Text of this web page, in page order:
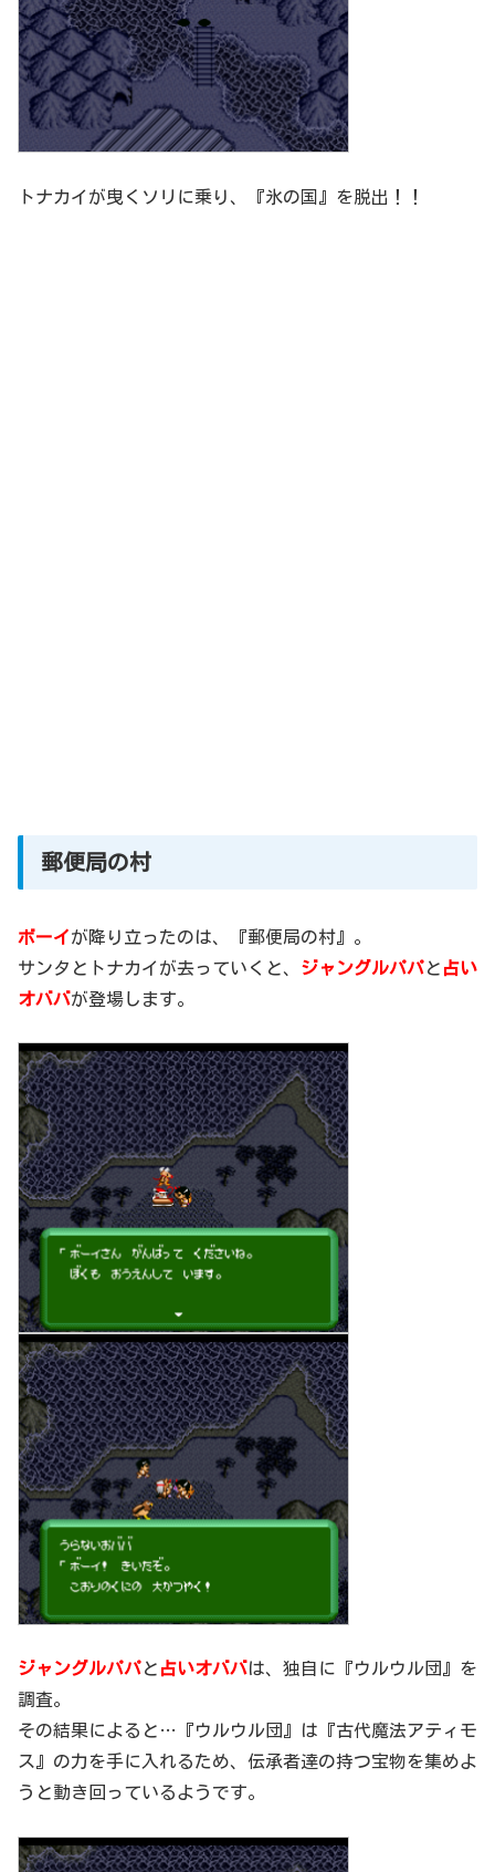
トナカイが曳くソリに乗り、『氷の国』を脱出！！
郵便局の村
ボーイが降り立ったのは、『郵便局の村』。
サンタとトナカイが去っていくと、 ジャングルパパと 占い
オババが登場します。
ジャングルパパと 占いオババは、独自に『ウルウル団』を
調査。
その結果によると…『ウルウル団』は『古代魔法アティモ
ス』の力を手に入れるため、伝承者達の持つ宝物を集めよ
うと動き回っているようです。